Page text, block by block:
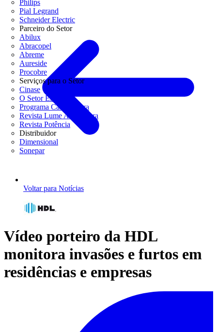
Philips
Pial Legrand
Schneider Electric
Parceiro do Setor
Abilux
Abracopel
Abreme
Aureside
Procobre
Serviços para o Setor
Cinase
O Setor Elétrico
Programa Casa Segura
Revista Lume Arquitetura
Revista Potência
Distribuidor
Dimensional
Sonepar
Voltar para Notícias
Vídeo porteiro da HDL
monitora invasões e furtos em
residências e empresas